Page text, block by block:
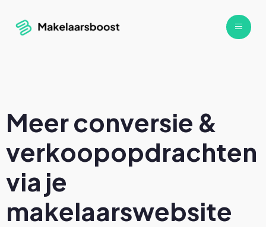
Meer conversie &
verkoopopdrachten
via je
makelaarswebsite